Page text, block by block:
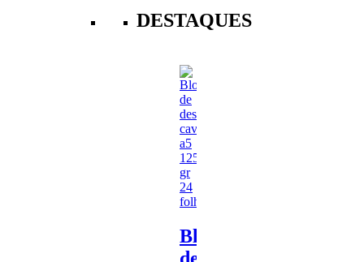
DESTAQUES
Bloco
de